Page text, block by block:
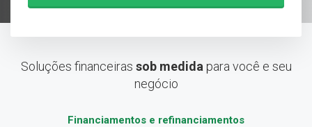
Soluções financeiras sob medida para você e seu
negócio
Financiamentos e refinanciamentos